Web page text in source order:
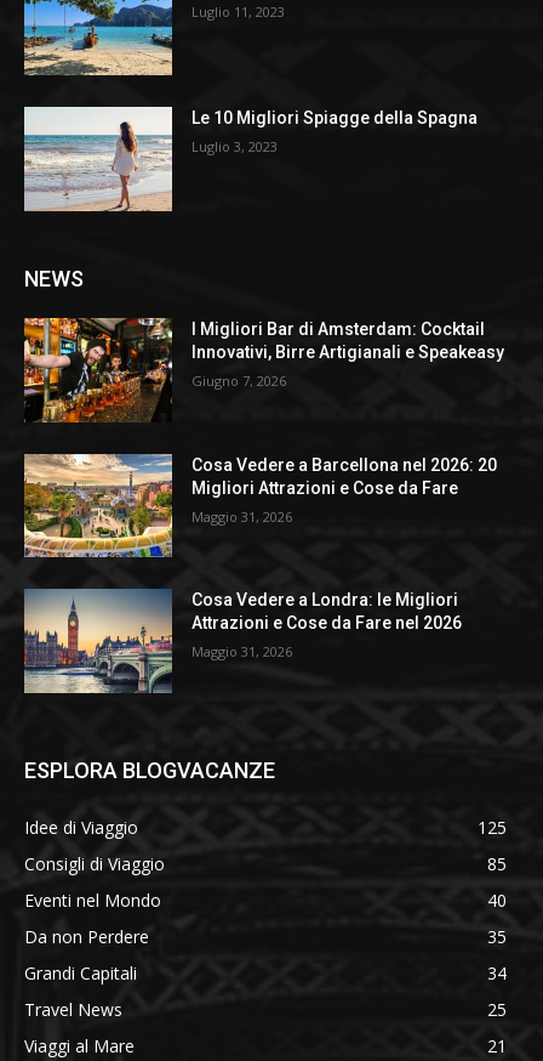
Luglio 11, 2023
Le 10 Migliori Spiagge della Spagna
Luglio 3, 2023
NEWS
I Migliori Bar di Amsterdam: Cocktail
Innovativi, Birre Artigianali e Speakeasy
Giugno 7, 2026
Cosa Vedere a Barcellona nel 2026: 20
Migliori Attrazioni e Cose da Fare
Maggio 31, 2026
Cosa Vedere a Londra: le Migliori
Attrazioni e Cose da Fare nel 2026
Maggio 31, 2026
ESPLORA BLOGVACANZE
Idee di Viaggio
125
Consigli di Viaggio
85
Eventi nel Mondo
40
Da non Perdere
35
Grandi Capitali
34
Travel News
25
Viaggi al Mare
21